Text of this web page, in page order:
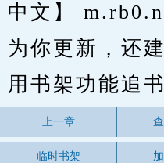
中文】
为你更新，还
用书架功能追
上一章
临时书架